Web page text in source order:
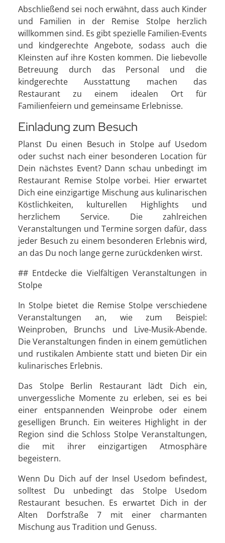
Abschließend sei noch erwähnt, dass auch Kinder
und Familien in der Remise Stolpe herzlich
willkommen sind. Es gibt spezielle Familien-Events
und kindgerechte Angebote, sodass auch die
Kleinsten auf ihre Kosten kommen. Die liebevolle
Betreuung durch das Personal und die
kindgerechte Ausstattung machen das
Restaurant zu einem idealen Ort für
Familienfeiern und gemeinsame Erlebnisse.
Einladung zum Besuch
Planst Du einen Besuch in Stolpe auf Usedom
oder suchst nach einer besonderen Location für
Dein nächstes Event? Dann schau unbedingt im
Restaurant Remise Stolpe vorbei. Hier erwartet
Dich eine einzigartige Mischung aus kulinarischen
Köstlichkeiten, kulturellen Highlights und
herzlichem Service. Die zahlreichen
Veranstaltungen und Termine sorgen dafür, dass
jeder Besuch zu einem besonderen Erlebnis wird,
an das Du noch lange gerne zurückdenken wirst.
## Entdecke die Vielfältigen Veranstaltungen in
Stolpe
In Stolpe bietet die Remise Stolpe verschiedene
Veranstaltungen an, wie zum Beispiel:
Weinproben, Brunchs und Live-Musik-Abende.
Die Veranstaltungen finden in einem gemütlichen
und rustikalen Ambiente statt und bieten Dir ein
kulinarisches Erlebnis.
Das Stolpe Berlin Restaurant lädt Dich ein,
unvergessliche Momente zu erleben, sei es bei
einer entspannenden Weinprobe oder einem
geselligen Brunch. Ein weiteres Highlight in der
Region sind die Schloss Stolpe Veranstaltungen,
die mit ihrer einzigartigen Atmosphäre
begeistern.
Wenn Du Dich auf der Insel Usedom befindest,
solltest Du unbedingt das Stolpe Usedom
Restaurant besuchen. Es erwartet Dich in der
Alten Dorfstraße 7 mit einer charmanten
Mischung aus Tradition und Genuss.